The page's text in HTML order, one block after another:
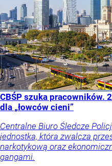
CBŚP szuka pracowników.
dla „łowców cieni”
Centralne Biuro Śledcze
jednostka, która zwalcza
narkotykową oraz
gangami.